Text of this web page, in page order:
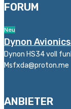
FORUM
Neu
Dynon
Dynon HS34 voll
Msfxda@proton.me
ANBIETER